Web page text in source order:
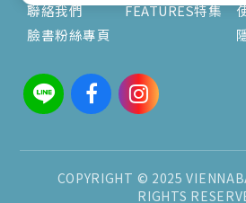
聯絡我們
臉書粉絲專頁
FEATURES特集
COPYRIGHT © 2025
RIGHTS